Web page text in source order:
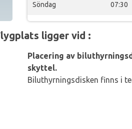
Söndag 07:30
ligger vid :
Placering av
skyttel.
Biluthyrningsdisken finns i